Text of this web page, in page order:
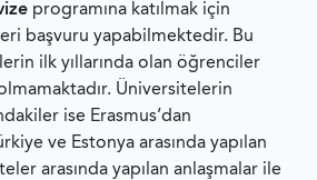
programına katılmak için
başvuru yapabilmektedir. Bu
ilk yıllarında olan öğrenciler
Üniversitelerin
ise Erasmus’dan
ve Estonya arasında yapılan
arasında yapılan anlaşmalar ile